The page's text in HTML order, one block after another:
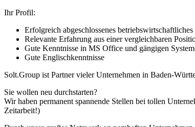
Ihr Profil:
Erfolgreich abgeschlossenes
Relevante Erfahrung aus einer vergleichbaren
Gute Kenntnisse in MS Office und gängigen
Gute Englischkenntnisse
Solt.Group ist Partner vieler Unternehmen in Baden-
Sie wollen neu durchstarten?
Wir haben permanent spannende Stellen bei tollen
Zeitarbeit!)